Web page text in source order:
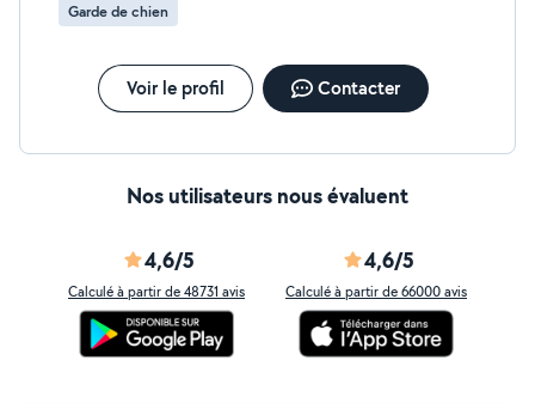
Garde de chien
Voir le profil Contacter
Nos utilisateurs nous évaluent
4,6/5
Calculé à partir de 48731 avis
4,6/5
Calculé à partir de 66000 avis